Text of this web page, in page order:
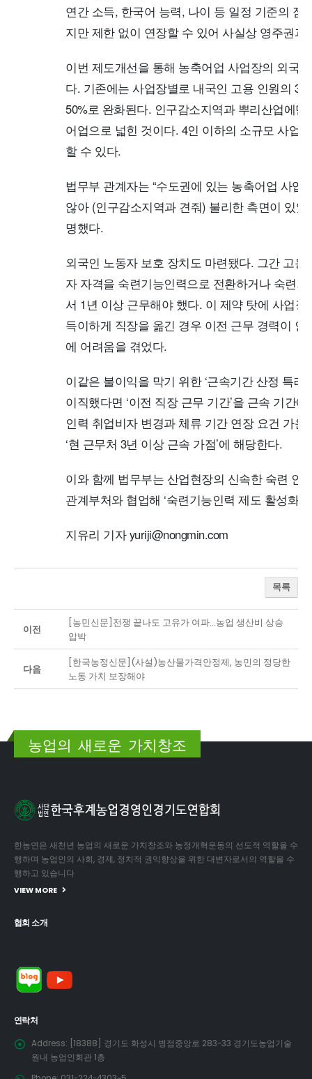
연간 소득, 한국어 능력, 나이 등 일정 기준의 점
지만 제한 없이 연장할 수 있어 사실상 영주권과
이번 제도개선을 통해 농축어업 사업장의 외국
다. 기존에는 사업장별로 내국인 고용 인원의
50%로 완화된다. 인구감소지역과 뿌리산업에만
어업으로 넓힌 것이다. 4인 이하의 소규모 사업
할 수 있다.
법무부 관계자는 “수도권에 있는 농축어업 사
않아 (인구감소지역과 견줘) 불리한 측면이 있었
명했다.
외국인 노동자 보호 장치도 마련됐다. 그간 고
자 자격을 숙련기능인력으로 전환하거나 숙련
서 1년 이상 근무해야 했다. 이 제약 탓에 사업
득이하게 직장을 옮긴 경우 이전 근무 경력이
에 어려움을 겪었다.
이같은 불이익을 막기 위한 ‘근속기간 산정 특
이직했다면 ‘이전 직장 근무 기간’을 근속 기간
인력 취업비자 변경과 체류 기간 연장 요건 가운
‘현 근무처 3년 이상 근속 가점’에 해당한다.
이와 함께 법무부는 산업현장의 신속한 숙련 인
관계부처와 협업해 ‘숙련기능인력 제도 활성화
지유리 기자 yuriji@nongmin.com
목록
이전
[농민신문]전쟁 끝나도 고유가 여파…농업 생산비 상승
압박
다음
[한국농정신문](사설)농산물가격안정제, 농민의 정당한
노동 가치 보장해야
농업의 새로운 가치창조
한농연은 새천년 농업의 새로운 가치창조와 농정개혁운동의 선도적 역할을 수
행하며 농업인의 사회, 경제, 정치적 권익향상을 위한 대변자로서의 역할을 수
행하고 있습니다
VIEW MORE
협회 소개
연락처
Address:
[18388] 경기도 화성시 병점중앙로 283-33 경기도농업기술
원내 농업인회관 1층